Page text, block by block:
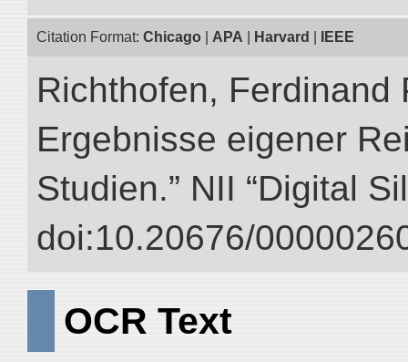
Citation Format: Chicago APA Harvard IEEE
Richthofen, Ferdinand
Ergebnisse eigener
Studien.” NII “Digital
doi:10.20676/
OCR Text